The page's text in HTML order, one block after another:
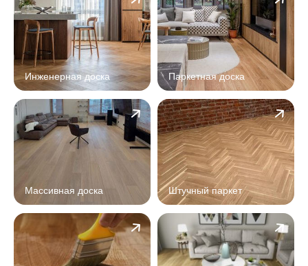
Инженерная доска Паркетная доска
Массивная доска Штучный паркет